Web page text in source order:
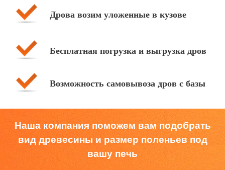
Дрова возим уложенные в кузове
Бесплатная погрузка и выгрузка дров
Возможность самовывоза дров с базы
Наша компания поможем вам подобрать
вид древесины и размер поленьев под
вашу печь